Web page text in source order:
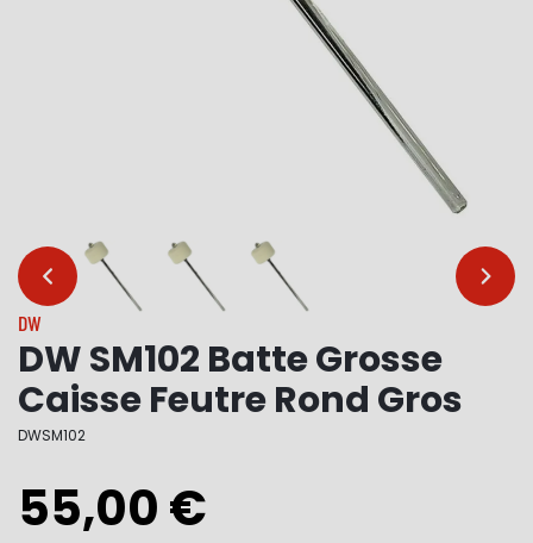
… …
DW
DW SM102 Batte Grosse
Caisse Feutre Rond Gros
DWSM102
55,00 €